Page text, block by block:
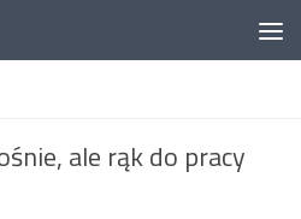
ale rąk do pracy